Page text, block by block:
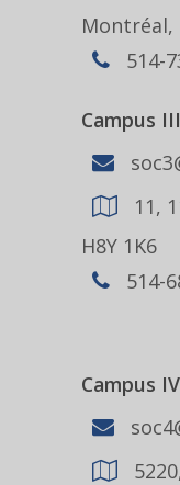
Montréal,
514-
Campus III
11,
H8Y 1K6
514-
Campus IV